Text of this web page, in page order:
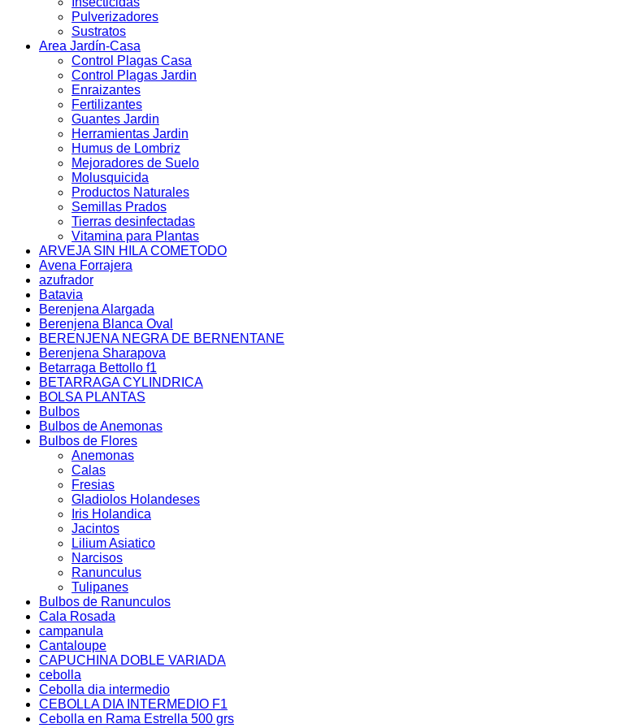
Pulverizadores
Sustratos
Area Jardín-Casa
Control Plagas Casa
Control Plagas Jardin
Enraizantes
Fertilizantes
Guantes Jardin
Herramientas Jardin
Humus de Lombriz
Mejoradores de Suelo
Molusquicida
Productos Naturales
Semillas Prados
Tierras desinfectadas
Vitamina para Plantas
ARVEJA SIN HILA COMETODO
Avena Forrajera
azufrador
Batavia
Berenjena Alargada
Berenjena Blanca Oval
BERENJENA NEGRA DE BERNENTANE
Berenjena Sharapova
Betarraga Bettollo f1
BETARRAGA CYLINDRICA
BOLSA PLANTAS
Bulbos
Bulbos de Anemonas
Bulbos de Flores
Anemonas
Calas
Fresias
Gladiolos Holandeses
Iris Holandica
Jacintos
Lilium Asiatico
Narcisos
Ranunculus
Tulipanes
Bulbos de Ranunculos
Cala Rosada
campanula
Cantaloupe
CAPUCHINA DOBLE VARIADA
cebolla
Cebolla dia intermedio
CEBOLLA DIA INTERMEDIO F1
Cebolla en Rama Estrella 500 grs